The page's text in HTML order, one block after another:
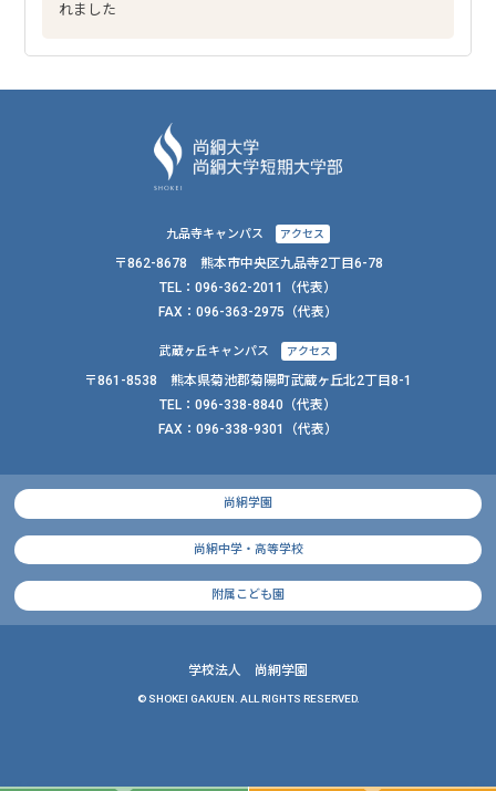
れました
九品寺キャンパス アクセス
〒862-8678 熊本市中央区九品寺2丁目6-78
TEL： 096-362-2011
（代表）
FAX： 096-363-2975（代表）
武蔵ヶ丘キャンパス アクセス
〒861-8538 熊本県菊池郡菊陽町武蔵ヶ丘北2丁目8-1
TEL： 096-338-8840 （代表）
FAX： 096-338-9301（代表）
尚絅学園
尚絅中学・高等学校
附属こども園
学校法人 尚絅学園
© SHOKEI GAKUEN. ALL RIGHTS RESERVED.